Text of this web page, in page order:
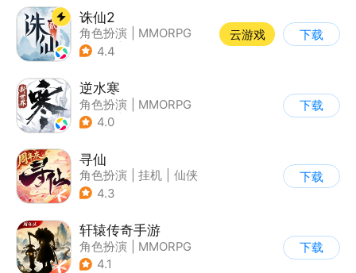
诛仙2
角色扮演
MMORPG
| 仙侠
4.4
云游戏 下载
逆水寒
角色扮演
MMORPG
| 武侠
4.0
下载
寻仙
角色扮演 挂机
仙侠
| 寻仙
4.3
下载
轩辕传奇手游
角色扮演
MMORPG
| 神话
4.1
下载